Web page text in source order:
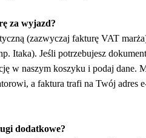
za wyjazd?
(zazwyczaj fakturę VAT
Itaka). Jeśli potrzebujesz
w naszym koszyku i podaj dane.
a faktura trafi na Twój adres
dodatkowe?